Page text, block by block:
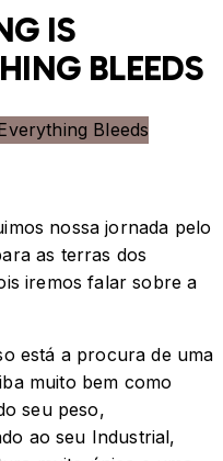
IS
BLEEDS
nossa jornada pelo
as terras dos
iremos falar sobre a
está a procura de uma
muito bem como
seu peso,
ao seu Industrial,